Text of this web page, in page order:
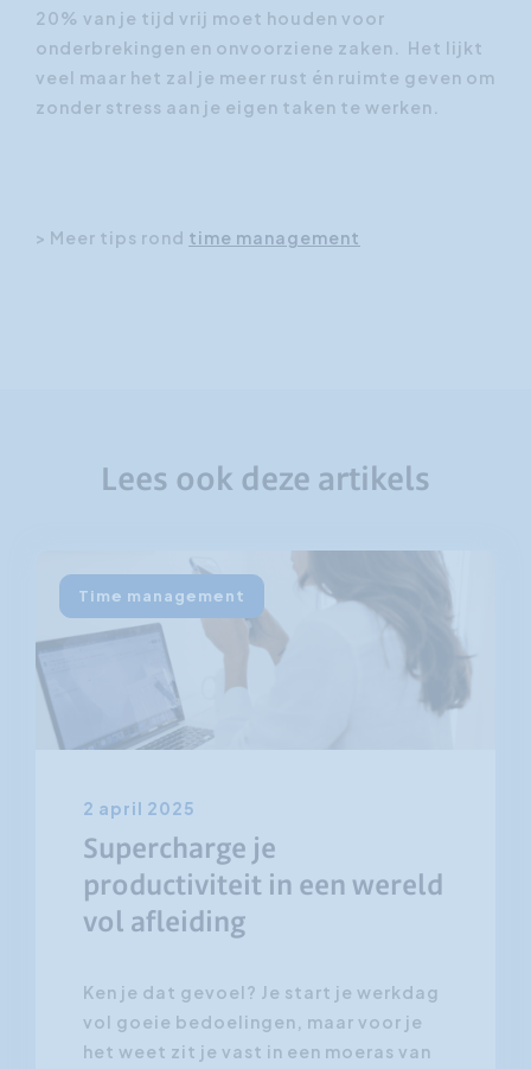
20% van je tijd vrij moet houden voor
onderbrekingen en onvoorziene zaken. Het lijkt
veel maar het zal je meer rust én ruimte geven om
zonder stress aan je eigen taken te werken.
> Meer tips rond time management
Lees ook deze artikels
Time management
2 april 2025
Supercharge je
productiviteit in een wereld
vol afleiding
Ken je dat gevoel? Je start je werkdag
vol goeie bedoelingen, maar voor je
het weet zit je vast in een moeras van